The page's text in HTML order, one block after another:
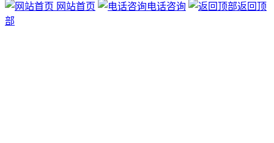
网站首页
电话咨询
返回顶
部